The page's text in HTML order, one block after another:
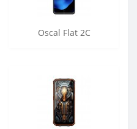
Oscal Flat 2C